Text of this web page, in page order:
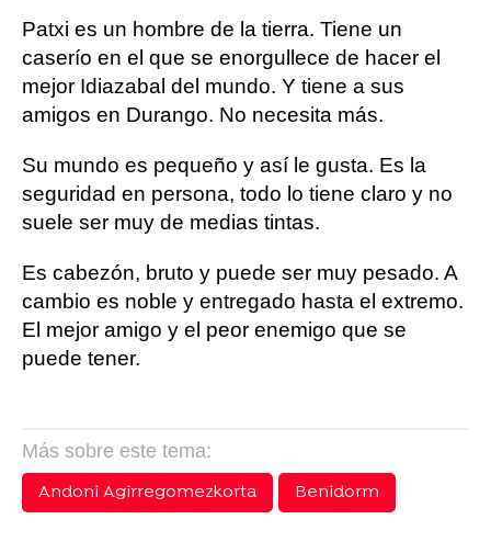
Patxi es un hombre de la tierra. Tiene un
caserío en el que se enorgullece de hacer el
mejor Idiazabal del mundo. Y tiene a sus
amigos en Durango. No necesita más.
Su mundo es pequeño y así le gusta. Es la
seguridad en persona, todo lo tiene claro y no
suele ser muy de medias tintas.
Es cabezón, bruto y puede ser muy pesado. A
cambio es noble y entregado hasta el extremo.
El mejor amigo y el peor enemigo que se
puede tener.
Más sobre este tema:
Andoni Agirregomezkorta
Benidorm